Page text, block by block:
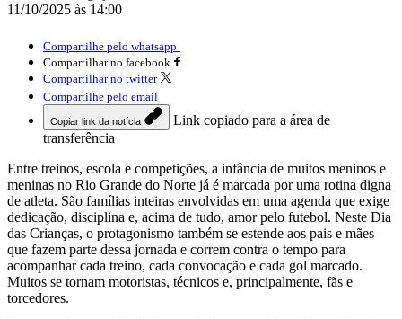
11/10/2025 às 14:00
Compartilhe pelo whatsapp
Compartilhar no facebook
Compartilhar no twitter
Compartilhe pelo email
Copiar link da notícia
Link copiado para a área de
transferência
Entre treinos, escola e competições, a infância de muitos meninos e
meninas no Rio Grande do Norte já é marcada por uma rotina digna
de atleta. São famílias inteiras envolvidas em uma agenda que exige
dedicação, disciplina e, acima de tudo, amor pelo futebol. Neste Dia
das Crianças, o protagonismo também se estende aos pais e mães
que fazem parte dessa jornada e correm contra o tempo para
acompanhar cada treino, cada convocação e cada gol marcado.
Muitos se tornam motoristas, técnicos e, principalmente, fãs e
torcedores.